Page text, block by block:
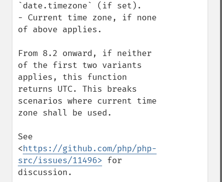
`date.timezone` (if set).
- Current time zone, if none
of above applies.
From 8.2 onward, if neither
of the first two variants
applies, this function
returns UTC. This breaks
scenarios where current time
zone shall be used.
See
<https://github.com/php/php-
src/issues/11496> for
discussion.